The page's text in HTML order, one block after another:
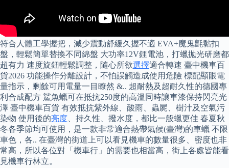
符合人體工學握把，減少震動舒緩久握不適 EVA+魔鬼氈黏扣
盤，輕鬆簡單替換不同綿盤 大功率12V鋰電池，打蠟拋光研磨都
超有力 速度旋鈕輕鬆調整，隨心所欲選擇適合轉速 臺中機車百
貨2026 功能操作分離設計，不怕誤觸造成使用危險 標配顯眼電
量指示，剩餘可用電量一目瞭然 &.. 超耐熱及超耐久性的德國專
利合成配方 鯊魚蠟可在抵抗250度的高溫同時讓車漆保持閃亮光
澤 臺中機車百貨 有效抵抗紫外線、酸雨、蟲屍、樹汁及空氣污
染物 使用後的亮度 、持久性、撥水度，都比一般蠟更佳 春夏秋
冬各季節均可使用，是一款非常適合熱帶氣候(臺灣)的車蠟 不限
車色，各.. 在臺灣的街道上可以看見機車的數量很多、密度也非
常高，所以各位對「機車行」的需要也相當高，街上各處皆能看
見機車行林立。